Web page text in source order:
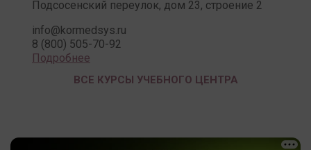
Подсосенский переулок, дом 23, строение 2
info@kormedsys.ru
8 (800) 505-70-92
Подробнее
ВСЕ КУРСЫ УЧЕБНОГО ЦЕНТРА